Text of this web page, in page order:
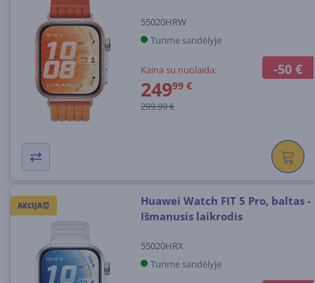
-50 €
55020HRW
Turime sandėlyje
Kaina su nuolaida:
24999 €
299.99 €
AKCIJA⏰
Huawei Watch FIT 5 Pro, baltas -
Išmanusis laikrodis
55020HRX
Turime sandėlyje